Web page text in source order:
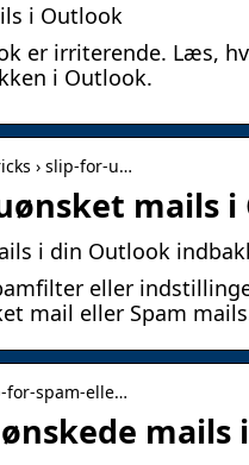
i Outlook
er irriterende. Læs,
i Outlook.
› slip-for-u…
mails
i din Outlook
eller
mail eller Spam
for-spam-elle…